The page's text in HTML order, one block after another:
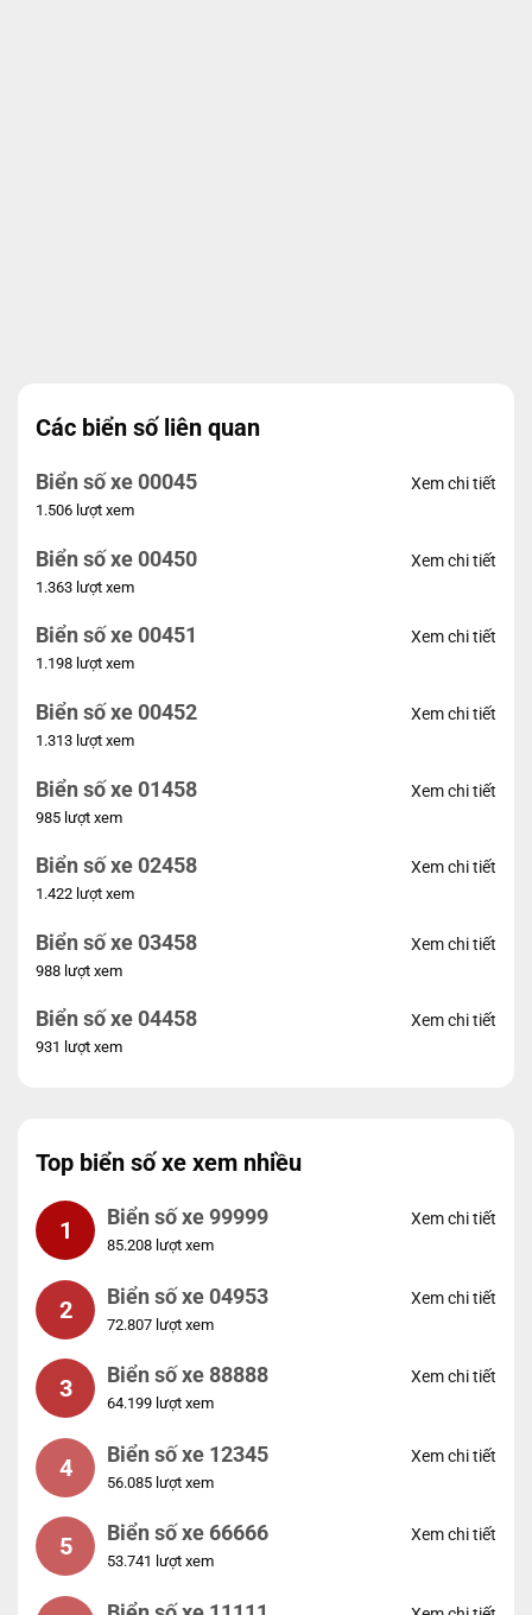
Các biển số liên quan
Biển số xe 00045
1.506 lượt xem
Xem chi tiết
Biển số xe 00450
1.363 lượt xem
Xem chi tiết
Biển số xe 00451
1.198 lượt xem
Xem chi tiết
Biển số xe 00452
1.313 lượt xem
Xem chi tiết
Biển số xe 01458
985 lượt xem
Xem chi tiết
Biển số xe 02458
1.422 lượt xem
Xem chi tiết
Biển số xe 03458
988 lượt xem
Xem chi tiết
Biển số xe 04458
931 lượt xem
Xem chi tiết
Top biển số xe xem nhiều
1 Biển số xe 99999
85.208 lượt xem
Xem chi tiết
2 Biển số xe 04953
72.807 lượt xem
Xem chi tiết
3 Biển số xe 88888
64.199 lượt xem
Xem chi tiết
4 Biển số xe 12345
56.085 lượt xem
Xem chi tiết
5 Biển số xe 66666
53.741 lượt xem
Xem chi tiết